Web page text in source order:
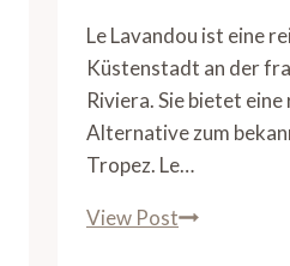
Le Lavandou ist eine
Küstenstadt an der
Riviera. Sie bietet
Alternative zum
Tropez. Le…
View PostLavandou